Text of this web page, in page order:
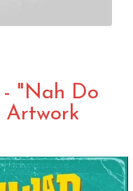
- "Nah Do
Artwork